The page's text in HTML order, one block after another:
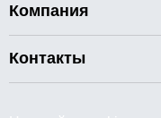
Компания
Контакты